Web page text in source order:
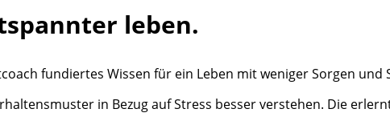
leben.
fundiertes Wissen für ein Leben mit weniger Sorgen und
in Bezug auf Stress besser verstehen. Die